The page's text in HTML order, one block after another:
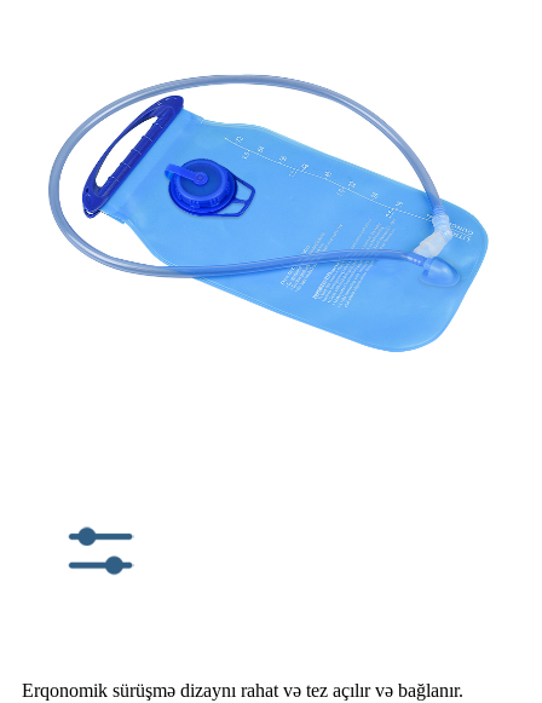
Erqonomik sürüşmə dizaynı rahat və tez açılır və bağlanır.